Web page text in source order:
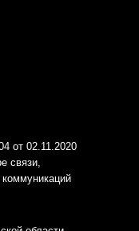
от 02.11.2020
связи,